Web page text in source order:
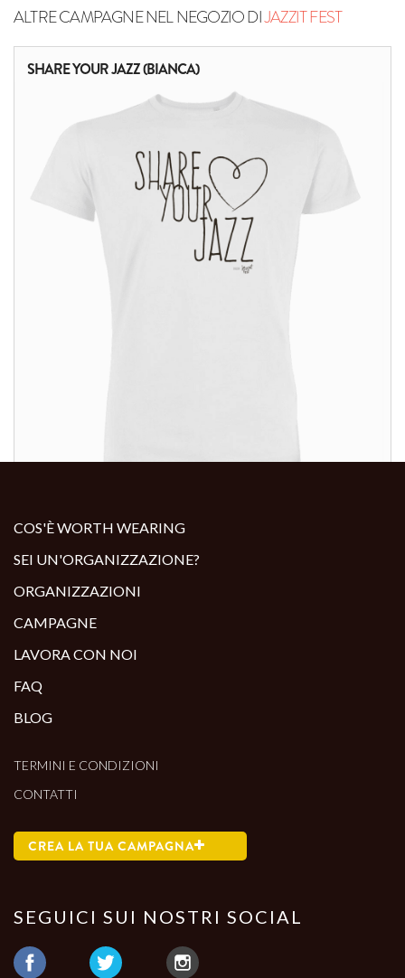
ALTRE CAMPAGNE NEL NEGOZIO DIJAZZIT FEST
SHARE YOUR JAZZ (BIANCA)
COS'È WORTH WEARING
SEI UN'ORGANIZZAZIONE?
ORGANIZZAZIONI
CAMPAGNE
LAVORA CON NOI
FAQ
BLOG
TERMINI E CONDIZIONI
CONTATTI
CREA LA TUA CAMPAGNA
SEGUICI SUI NOSTRI SOCIAL